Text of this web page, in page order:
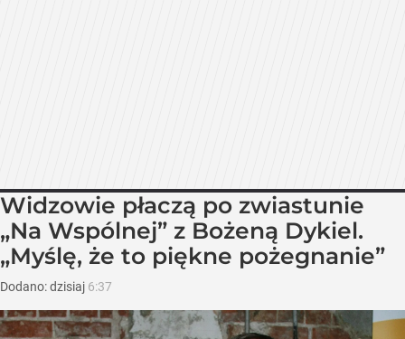
Widzowie płaczą po zwiastunie
„Na Wspólnej” z Bożeną Dykiel.
„Myślę, że to piękne pożegnanie”
Dodano:dzisiaj 6:37